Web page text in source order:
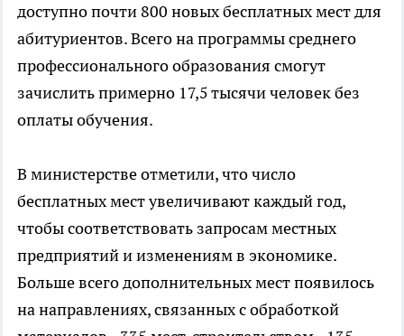
доступно почти 800 новых бесплатных мест для
абитуриентов. Всего на программы среднего
профессионального образования смогут
зачислить примерно 17,5 тысячи человек без
оплаты обучения.
В министерстве отметили, что число
бесплатных мест увеличивают каждый год,
чтобы соответствовать запросам местных
предприятий и изменениям в экономике.
Больше всего дополнительных мест появилось
на направлениях, связанных с обработкой